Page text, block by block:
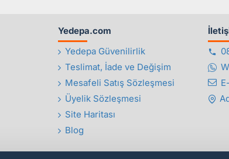
Yedepa.com
Yedepa Güvenilirlik
Teslimat, İade ve Değişim
Mesafeli Satış Sözleşmesi
Üyelik Sözleşmesi
Site Haritası
Blog